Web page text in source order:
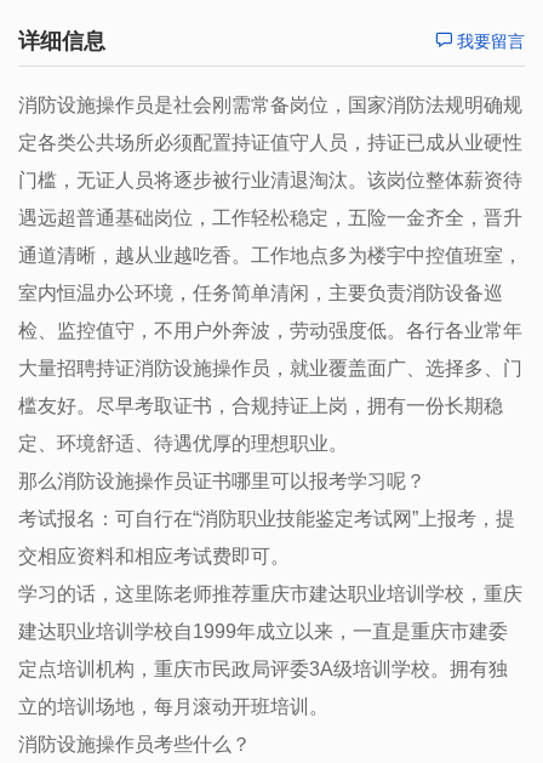
详细信息 我要留言
消防设施操作员是社会刚需常备岗位，国家消防法规明确规
定各类公共场所必须配置持证值守人员，持证已成从业硬性
门槛，无证人员将逐步被行业清退淘汰。该岗位整体薪资待
遇远超普通基础岗位，工作轻松稳定，五险一金齐全，晋升
通道清晰，越从业越吃香。工作地点多为楼宇中控值班室，
室内恒温办公环境，任务简单清闲，主要负责消防设备巡
检、监控值守，不用户外奔波，劳动强度低。各行各业常年
大量招聘持证消防设施操作员，就业覆盖面广、选择多、门
槛友好。尽早考取证书，合规持证上岗，拥有一份长期稳
定、环境舒适、待遇优厚的理想职业。
那么消防设施操作员证书哪里可以报考学习呢？
考试报名：可自行在“消防职业技能鉴定考试网”上报考，提
交相应资料和相应考试费即可。
学习的话，这里陈老师推荐重庆市建达职业培训学校，重庆
建达职业培训学校自1999年成立以来，一直是重庆市建委
定点培训机构，重庆市民政局评委3A级培训学校。拥有独
立的培训场地，每月滚动开班培训。
消防设施操作员考些什么？